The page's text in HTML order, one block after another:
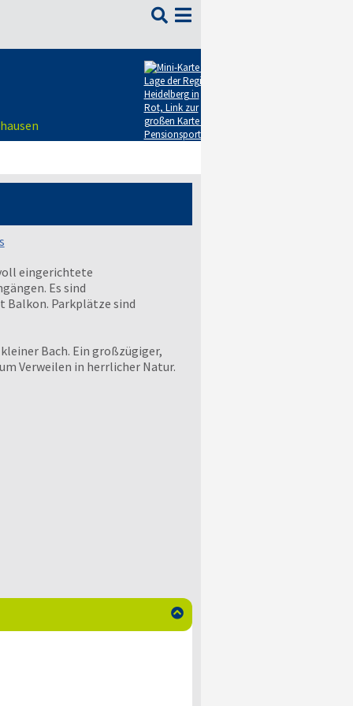

eingerichtete
Es sind
Parkplätze sind
Bach. Ein großzügiger,
Verweilen in herrlicher Natur.
